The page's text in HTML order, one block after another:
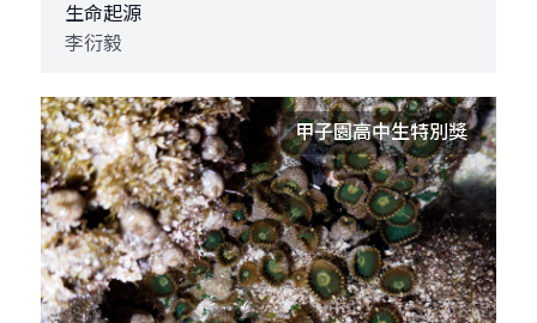
生命起源
李衍毅
甲子園高中生特別獎